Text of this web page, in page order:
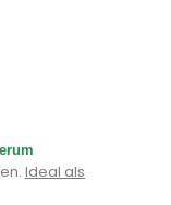
Ideal als